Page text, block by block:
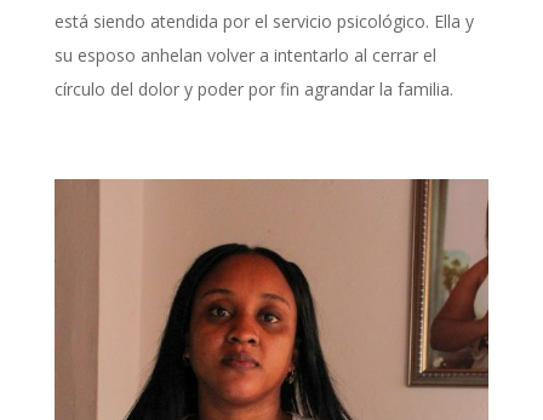
está siendo atendida por el servicio psicológico. Ella y
su esposo anhelan volver a intentarlo al cerrar el
círculo del dolor y poder por fin agrandar la familia.